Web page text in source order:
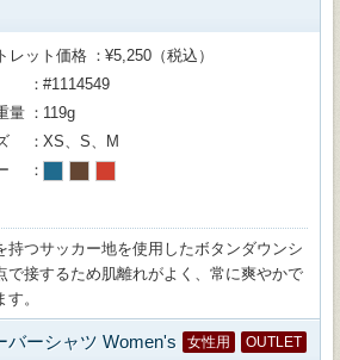
レット価格
¥5,250（税込）
#1114549
量
119g
XS、S、M
持つサッカー地を使用したボタンダウンシ
で接するため肌離れがよく、常に爽やかで
。
バーシャツ Women's 女性用 OUTLET